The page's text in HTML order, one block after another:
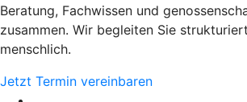
Beratung, Fachwissen und
zusammen. Wir begleiten Sie
menschlich.
Jetzt Termin vereinbaren